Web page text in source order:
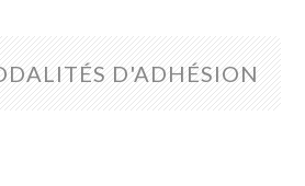
D'ADHÉSION